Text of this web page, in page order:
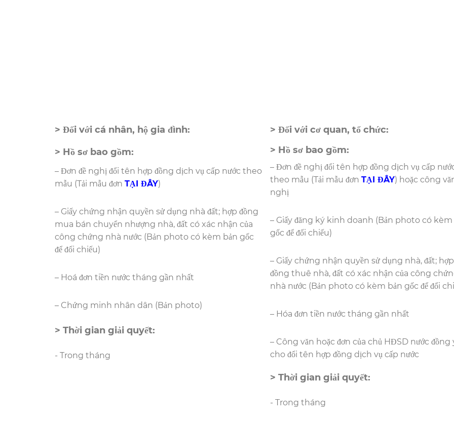
> Đối với cá nhân, hộ gia đình:
> Hồ sơ bao gồm:
– Đơn đề nghị đổi tên hợp đồng dịch vụ cấp nước theo
mẫu (Tải mẫu đơnTẠI ĐÂY)
– Giấy chứng nhận quyền sử dụng nhà đất; hợp đồng
mua bán chuyển nhượng nhà, đất có xác nhận của
công chứng nhà nước (Bản photo có kèm bản gốc
để đối chiếu)
– Hoá đơn tiền nước tháng gần nhất
– Chứng minh nhân dân (Bản photo)
> Thời gian giải quyết:
- Trong tháng
> Đối với cơ quan, tổ chức:
> Hồ sơ bao gồm:
– Đơn đề nghị đổi tên hợp đồng dịch vụ cấp
theo mẫu (Tải mẫu đơn TẠI ĐÂY) hoặc công
nghị
– Giấy đăng ký kinh doanh (Bản photo có kèm
gốc để đối chiếu)
– Giấy chứng nhận quyền sử dụng nhà, đất; hợp
đồng thuê nhà, đất có xác nhận của công
nhà nước (Bản photo có kèm bản gốc để đối
– Hóa đơn tiền nước tháng gần nhất
– Công văn hoặc đơn của chủ HĐSD nước đồng
cho đổi tên hợp đồng dịch vụ cấp nước
> Thời gian giải quyết:
- Trong tháng